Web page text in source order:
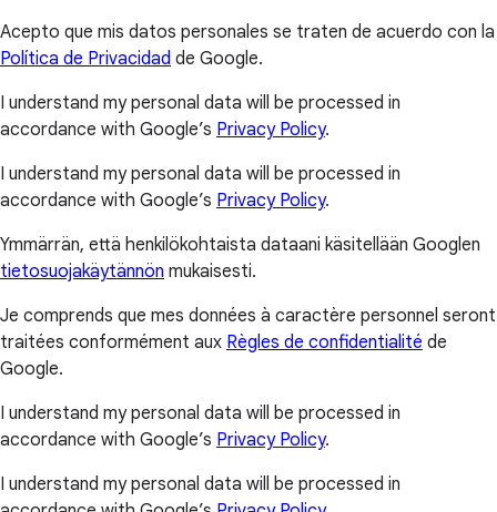
Acepto que mis datos personales se traten de acuerdo con la
Política de Privacidad de Google.
I understand my personal data will be processed in
accordance with Google’s Privacy Policy.
I understand my personal data will be processed in
accordance with Google’s Privacy Policy.
Ymmärrän, että henkilökohtaista dataani käsitellään Googlen
tietosuojakäytännön mukaisesti.
Je comprends que mes données à caractère personnel seront
traitées conformément aux Règles de confidentialité de
Google.
I understand my personal data will be processed in
accordance with Google’s Privacy Policy.
I understand my personal data will be processed in